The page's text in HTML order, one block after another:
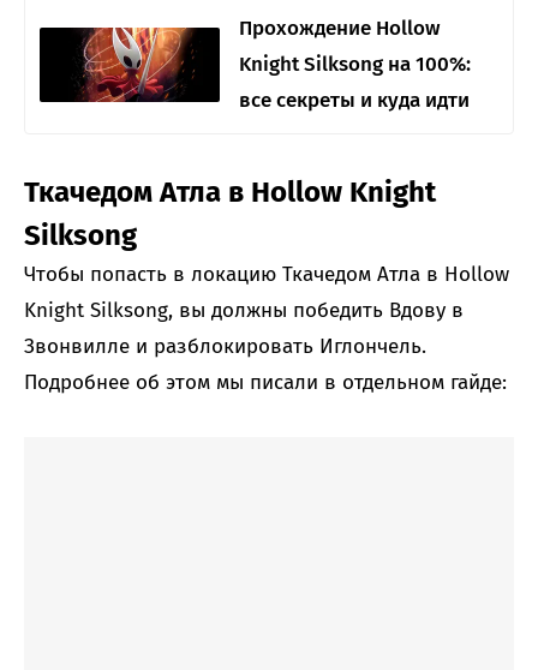
Прохождение Hollow
Knight Silksong на 100%:
все секреты и куда идти
Ткачедом Атла в Hollow Knight
Silksong
Чтобы попасть в локацию Ткачедом Атла в Hollow
Knight Silksong, вы должны победить Вдову в
Звонвилле и разблокировать Иглончель.
Подробнее об этом мы писали в отдельном гайде: